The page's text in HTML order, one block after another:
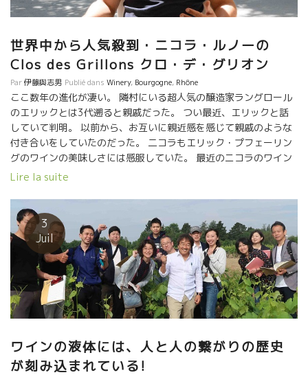
世界中から人気殺到・ニコラ・ルノーの
Clos des Grillons クロ・デ・グリオン
Par伊藤與志男 Publié dans Winery, Bourgogne, Rhône
ここ数年の進化が凄い。 隣村にいる超人気の醸造家ラングロール
のエリックとは3代遡ると親戚だった。 つい最近、エリックと話
していて判明。 以前から、お互いに親近感を感じて親戚のような
付き合いをしていたのだった。 二コラもエリック・プフェーリン
グのワインの美味しさには感服していた。 最近のニコラのワイン
の繊細さ、上品さはまさにそっくりになってきた。 勿論、造りは
造をやっている。 ピジャージなし、お茶の如くに葡萄房が持って
いる上品な部分だけを煎じだした、という感じ。 葡萄を発酵槽に
入れたら一切触らないのが基本。 Une île ユン・二ル などは、
あの荒々しいムールヴェードル品種をまるでやや濃い目のロゼワ
イン のように、淡くやさしく醸してしまう。 Prime Senso プリ
ム・サンソーは、サンソー品種とムールヴェードル品種のトビッ
キリ美味しい ロゼワイン。 どれをとっても繊細、上品という表現
が出てくる絶品ばかり。 世界から引っ張りだこというのが、理解
ここまで進化できたものだ！ ニコラ・ルノーは凄い！！ 弛まない
疑問、どうしたら？という問い、試作、改良、思索の繰り返し
が、 ここまでの液体を造りあげたのだろう。
Lire la suite
3
Juil
ワインの液体には、人と人の繋がりの歴史
が刻み込まれている!